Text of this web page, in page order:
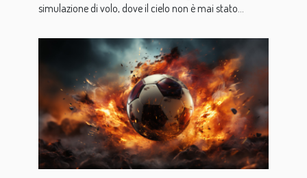
simulazione di volo, dove il cielo non è mai stato...